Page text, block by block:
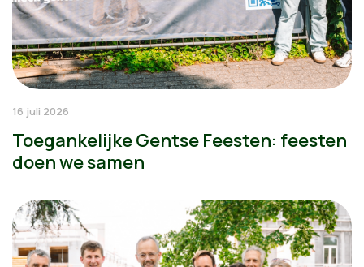
16 juli 2026
Toegankelijke Gentse Feesten: feesten
doen we samen